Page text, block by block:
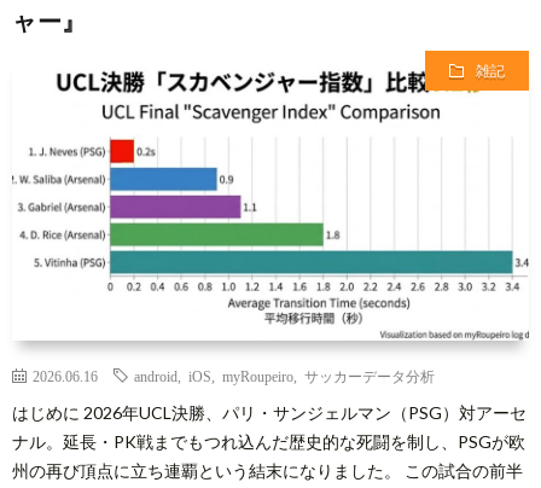
ャー』
雑記
2026.06.16 android iOS myRoupeiro サッカーデータ分析
はじめに 2026年UCL決勝、パリ・サンジェルマン（PSG）対アーセ
ナル。延長・PK戦までもつれ込んだ歴史的な死闘を制し、PSGが欧
州の再び頂点に立ち連覇という結末になりました。 この試合の前半